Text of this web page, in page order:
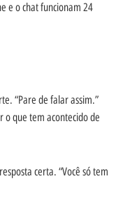
e o chat funcionam 24
“Pare de falar assim.”
o que tem acontecido de
certa. “Você só tem